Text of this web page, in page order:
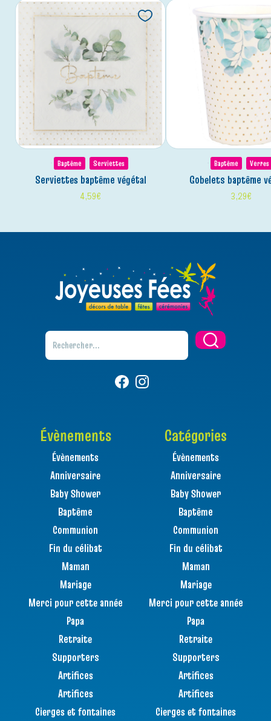
Baptême Serviettes
serviettes baptême végétal
4,59€
Baptême Verres
gobelets baptême
3,29€
Évènements
Évènements
Anniversaire
Baby Shower
Baptême
Communion
Fin du célibat
Maman
Mariage
Merci pour cette année
Papa
Retraite
Supporters
Artifices
Artifices
Cierges et fontaines
Catégories
Évènements
Anniversaire
Baby Shower
Baptême
Communion
Fin du célibat
Maman
Mariage
Merci pour cette année
Papa
Retraite
Supporters
Artifices
Artifices
Cierges et fontaines